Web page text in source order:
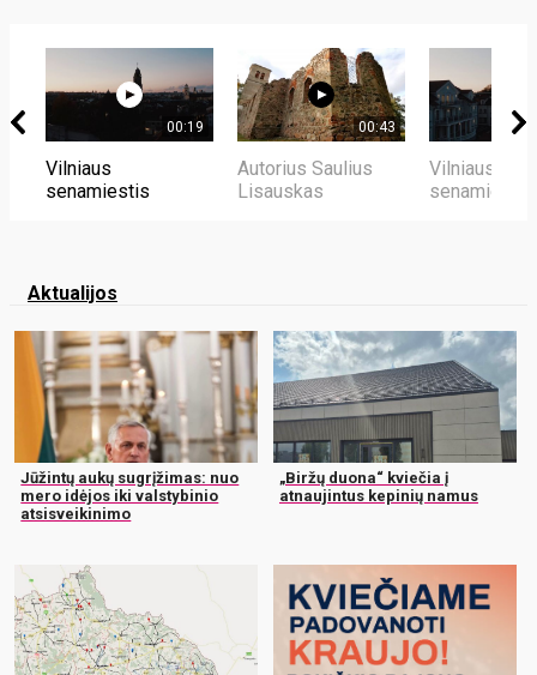
00:19
Vilniaus
senamiestis
00:43
Autorius Saulius
Lisauskas
Vilniaus
senamiestis
Aktualijos
Jūžintų aukų sugrįžimas: nuo
mero idėjos iki valstybinio
atsisveikinimo
„Biržų duona“ kviečia į
atnaujintus kepinių namus